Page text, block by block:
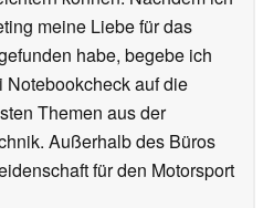
meine Liebe für das
habe, begebe ich
Notebookcheck auf die
Themen aus der
Außerhalb des Büros
für den Motorsport